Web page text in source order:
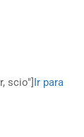
scio"]Ir para